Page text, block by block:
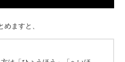
めますと、